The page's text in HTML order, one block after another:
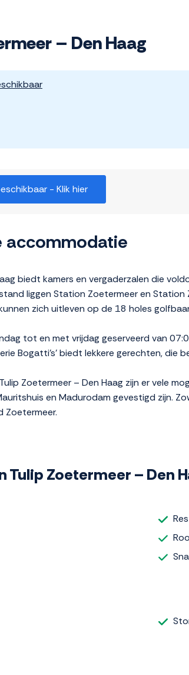
– Den Haag
- Klik hier
accommodatie
biedt kamers en vergaderzalen die
liggen Station Zoetermeer en Station
zich uitleven op de 18 holes
tot en met vrijdag geserveerd van
Bogatti's' biedt lekkere gerechten, die
Zoetermeer – Den Haag zijn er vele
en Madurodam gevestigd zijn.
Zoetermeer.
Tulip Zoetermeer – Den